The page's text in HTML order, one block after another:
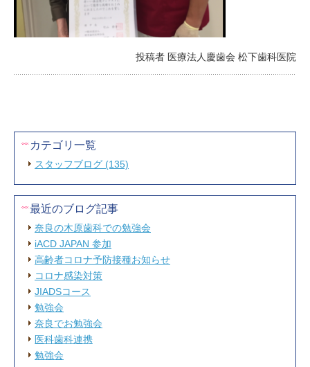
投稿者 医療法人慶歯会 松下歯科医院
カテゴリ一覧
スタッフブログ (135)
最近のブログ記事
奈良の木原歯科での勉強会
iACD JAPAN 参加
高齢者コロナ予防接種お知らせ
コロナ感染対策
JIADSコース
勉強会
奈良でお勉強会
医科歯科連携
勉強会